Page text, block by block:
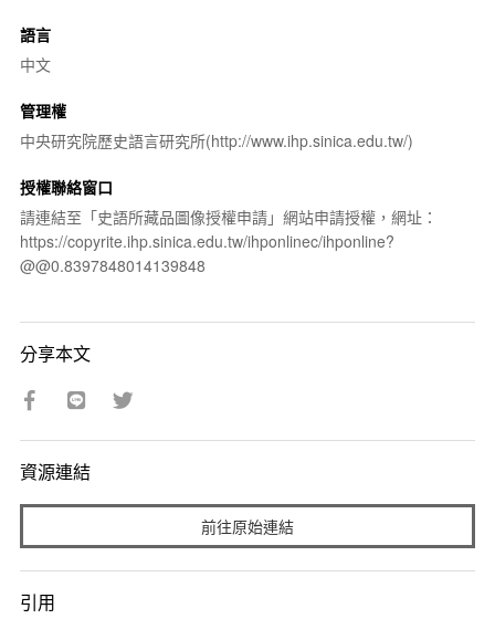
語言
中文
管理權
中央研究院歷史語言研究所(http://www.ihp.sinica.edu.tw/)
授權聯絡窗口
請連結至「史語所藏品圖像授權申請」網站申請授權，網址：
https://copyrite.ihp.sinica.edu.tw/ihponlinec/ihponline?
@@0.8397848014139848
分享本文
資源連結
前往原始連結
引用